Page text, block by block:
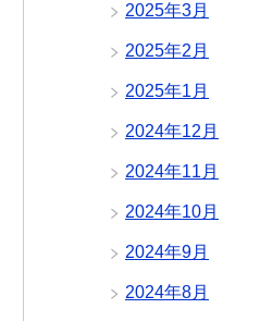
2025年3月
2025年2月
2025年1月
2024年12月
2024年11月
2024年10月
2024年9月
2024年8月